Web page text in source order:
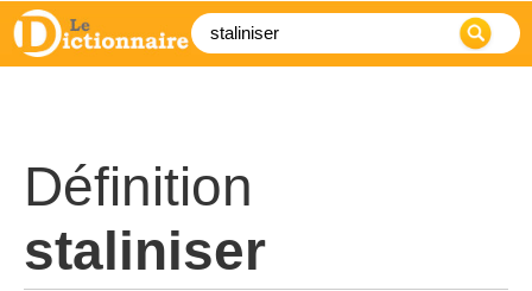
Définition
staliniser